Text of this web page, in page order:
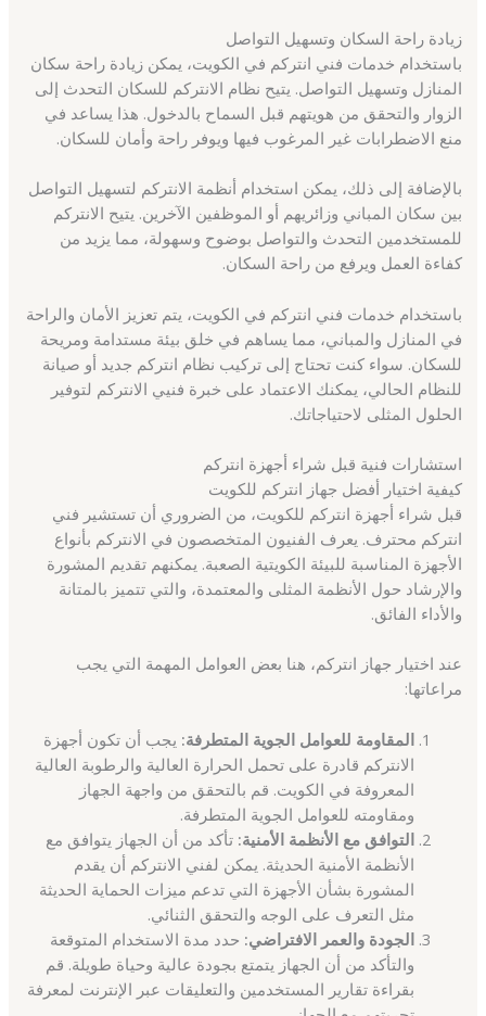
زيادة راحة السكان وتسهيل التواصل
باستخدام خدمات فني انتركم في الكويت، يمكن زيادة راحة سكان
المنازل وتسهيل التواصل. يتيح نظام الانتركم للسكان التحدث إلى
الزوار والتحقق من هويتهم قبل السماح بالدخول. هذا يساعد في
منع الاضطرابات غير المرغوب فيها ويوفر راحة وأمان للسكان.
بالإضافة إلى ذلك، يمكن استخدام أنظمة الانتركم لتسهيل التواصل
بين سكان المباني وزائريهم أو الموظفين الآخرين. يتيح الانتركم
للمستخدمين التحدث والتواصل بوضوح وسهولة، مما يزيد من
كفاءة العمل ويرفع من راحة السكان.
باستخدام خدمات فني انتركم في الكويت، يتم تعزيز الأمان والراحة
في المنازل والمباني، مما يساهم في خلق بيئة مستدامة ومريحة
للسكان. سواء كنت تحتاج إلى تركيب نظام انتركم جديد أو صيانة
للنظام الحالي، يمكنك الاعتماد على خبرة فنيي الانتركم لتوفير
الحلول المثلى لاحتياجاتك.
استشارات فنية قبل شراء أجهزة انتركم
كيفية اختيار أفضل جهاز انتركم للكويت
قبل شراء أجهزة انتركم للكويت، من الضروري أن تستشير فني
انتركم محترف. يعرف الفنيون المتخصصون في الانتركم بأنواع
الأجهزة المناسبة للبيئة الكويتية الصعبة. يمكنهم تقديم المشورة
والإرشاد حول الأنظمة المثلى والمعتمدة، والتي تتميز بالمتانة
والأداء الفائق.
عند اختيار جهاز انتركم، هنا بعض العوامل المهمة التي يجب
مراعاتها:
المقاومة للعوامل الجوية المتطرفة: يجب أن تكون أجهزة
الانتركم قادرة على تحمل الحرارة العالية والرطوبة العالية
المعروفة في الكويت. قم بالتحقق من واجهة الجهاز
ومقاومته للعوامل الجوية المتطرفة.
التوافق مع الأنظمة الأمنية: تأكد من أن الجهاز يتوافق مع
الأنظمة الأمنية الحديثة. يمكن لفني الانتركم أن يقدم
المشورة بشأن الأجهزة التي تدعم ميزات الحماية الحديثة
مثل التعرف على الوجه والتحقق الثنائي.
الجودة والعمر الافتراضي: حدد مدة الاستخدام المتوقعة
والتأكد من أن الجهاز يتمتع بجودة عالية وحياة طويلة. قم
بقراءة تقارير المستخدمين والتعليقات عبر الإنترنت لمعرفة